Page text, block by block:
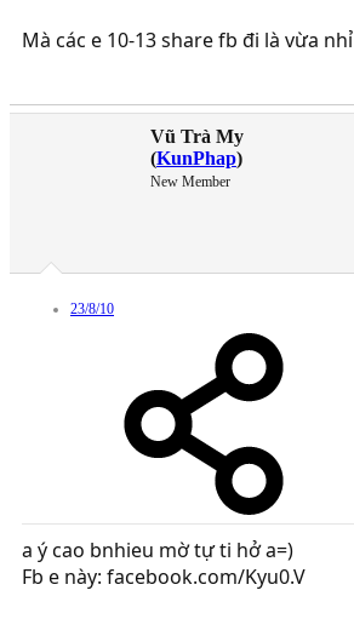
Mà các e 10-13 share fb đi là vừa nhỉ
Vũ Trà My
(KunPhap)
New Member
23/8/10
a ý cao bnhieu mờ tự ti hở a=)
Fb e này: facebook.com/Kyu0.V